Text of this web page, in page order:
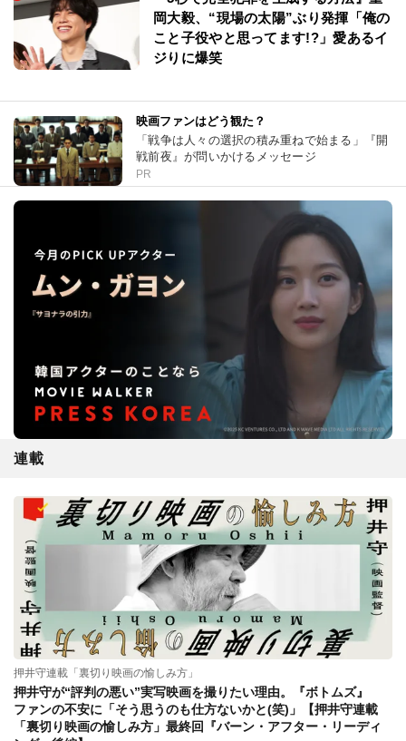
岡大毅、“現場の太陽”ぶり発揮「俺の
こと子役やと思ってます!?」愛あるイ
ジりに爆笑
映画ファンはどう観た？
「戦争は人々の選択の積み重ねで始まる」『開
戦前夜』が問いかけるメッセージ
PR
連載
押井守連載「裏切り映画の愉しみ方」
押井守が“評判の悪い”実写映画を撮りたい理由。『ボトムズ』
ファンの不安に「そう思うのも仕方ないかと(笑)」【押井守連載
「裏切り映画の愉しみ方」最終回『バーン・アフター・リーディ